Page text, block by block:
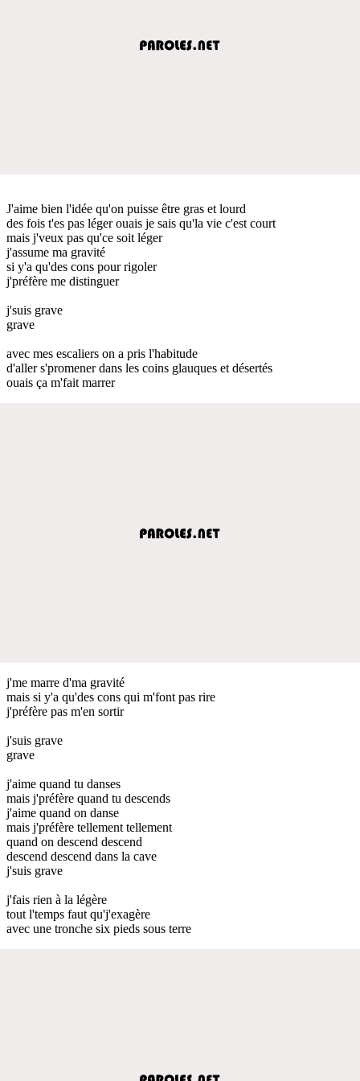
J'aime bien l'idée qu'on puisse être gras et lourd
des fois t'es pas léger ouais je sais qu'la vie c'est court
mais j'veux pas qu'ce soit léger
j'assume ma gravité
si y'a qu'des cons pour rigoler
j'préfère me distinguer
j'suis grave
grave
avec mes escaliers on a pris l'habitude
d'aller s'promener dans les coins glauques et désertés
ouais ça m'fait marrer
j'me marre d'ma gravité
mais si y'a qu'des cons qui m'font pas rire
j'préfère pas m'en sortir
j'suis grave
grave
j'aime quand tu danses
mais j'préfère quand tu descends
j'aime quand on danse
mais j'préfère tellement tellement
quand on descend descend
descend descend dans la cave
j'suis grave
j'fais rien à la légère
tout l'temps faut qu'j'exagère
avec une tronche six pieds sous terre